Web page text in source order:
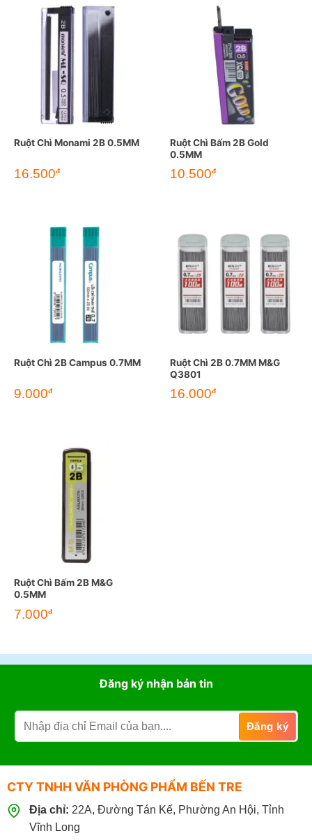
Ruột Chì Monami 2B 0.5MM
16.500đ
Ruột Chì Bấm 2B Gold
0.5MM
10.500đ
Ruột Chì 2B Campus 0.7MM
9.000đ
Ruột Chì 2B 0.7MM M&G
Q3801
16.000đ
Ruột Chì Bấm 2B M&G
0.5MM
7.000đ
Đăng ký nhận bản tin
CTY TNHH VĂN PHÒNG PHẨM BẾN TRE
Địa chỉ: 22A, Đường Tán Kế, Phường An Hội, Tỉnh
Vĩnh Long